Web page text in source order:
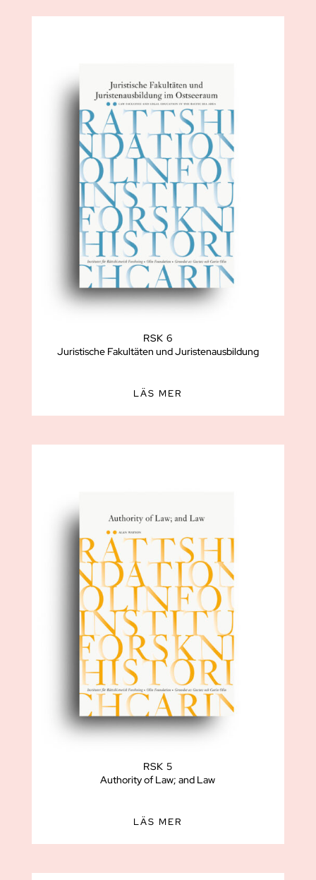
RSK 6
Juristische Fakultäten und Juristenausbildung
LÄS MER
RSK 5
Authority of Law; and Law
LÄS MER